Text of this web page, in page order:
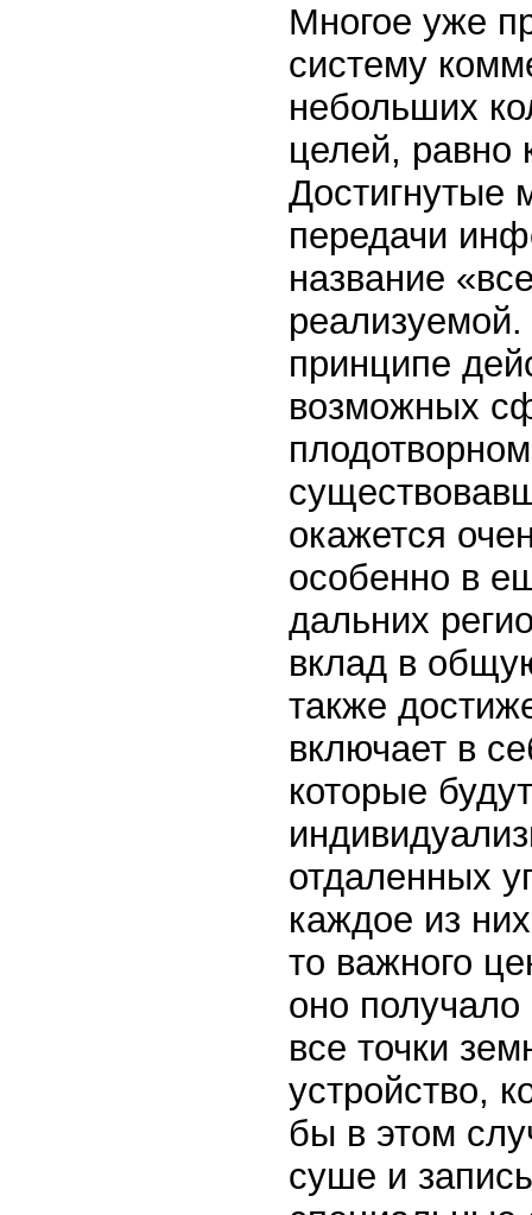
Многое уже
систему
небольших
целей,
Достигнутые
передачи
название
принципе
возможных
окажется
особенно в
дальних
вклад в
также
включает в
которые
отдаленных
каждое из
то важного
оно
все точки
устройство,
бы в этом
суше и